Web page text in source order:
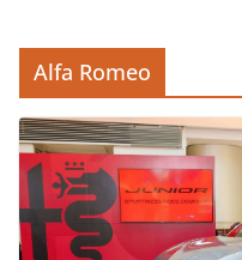
Alfa Romeo